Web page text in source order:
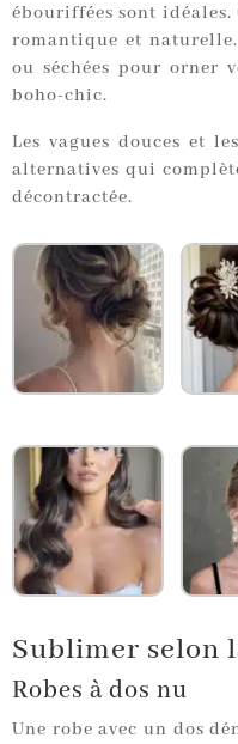
ébouriffées sont idéales.
romantique et
ou séchées pour orner
boho-chic.
Les vagues douces et
alternatives qui
décontractée.
Sublimer selon
Robes à dos nu
Une robe avec un dos